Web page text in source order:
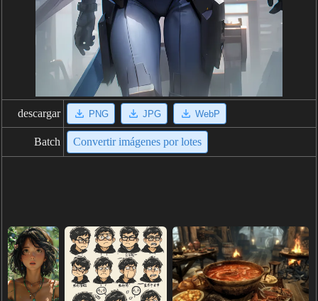
descargar PNG JPG WebP
Batch Convertir imágenes por lotes